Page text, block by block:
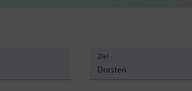
Ziel